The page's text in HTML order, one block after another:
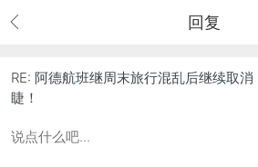
回复
RE: 阿德航班继周末旅行混乱后继续取
睫！